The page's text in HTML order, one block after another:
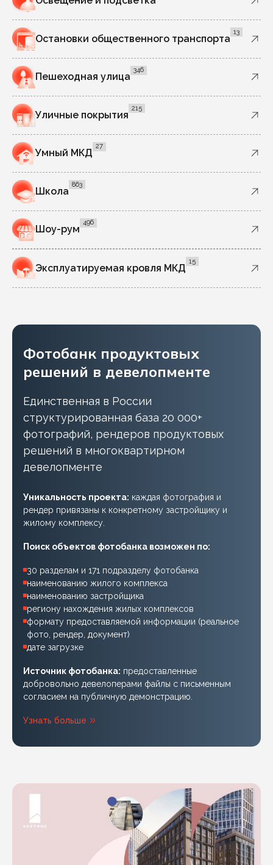
Остановки общественного транспорта
13
Пешеходная улица
346
Уличные покрытия
215
Умный МКД
27
Школа
863
Шоу-рум
496
Эксплуатируемая кровля МКД
15
Фотобанк продуктовых
решений в девелопменте
Единственная в России
структурированная база 20 000+
фотографий, рендеров продуктовых
решений в многоквартирном
девелопменте
Уникальность проекта: каждая фотография и
рендер привязаны к конкретному застройщику и
жилому комплексу.
Поиск объектов фотобанка возможен по:
30 разделам и 171 подразделу фотобанка
наименованию жилого комплекса
наименованию застройщика
региону нахождения жилых комплексов
формату предоставляемой информации (реальное
фото, рендер, документ)
дате загрузке
Источник фотобанка: предоставленные
добровольно девелоперами файлы с письменным
согласием на публичную демонстрацию.
Узнать больше